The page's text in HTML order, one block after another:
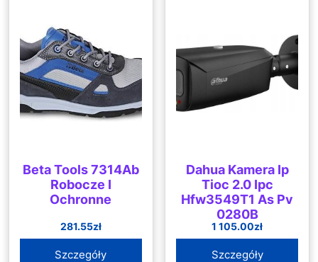
Beta Tools 7314Ab
Robocze I
Ochronne
281.55zł
Szczegóły
Dahua Kamera Ip
Tioc 2.0 Ipc
Hfw3549T1 As Pv
0280B
(6923172580085)
1 105.00zł
Szczegóły